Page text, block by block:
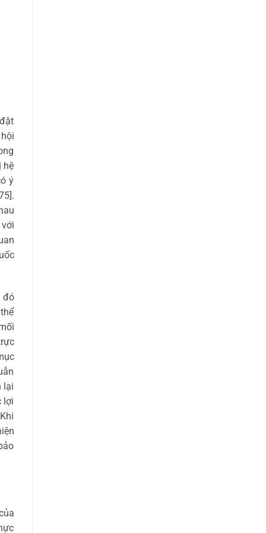
hệ
ý
đó
lại
lợi